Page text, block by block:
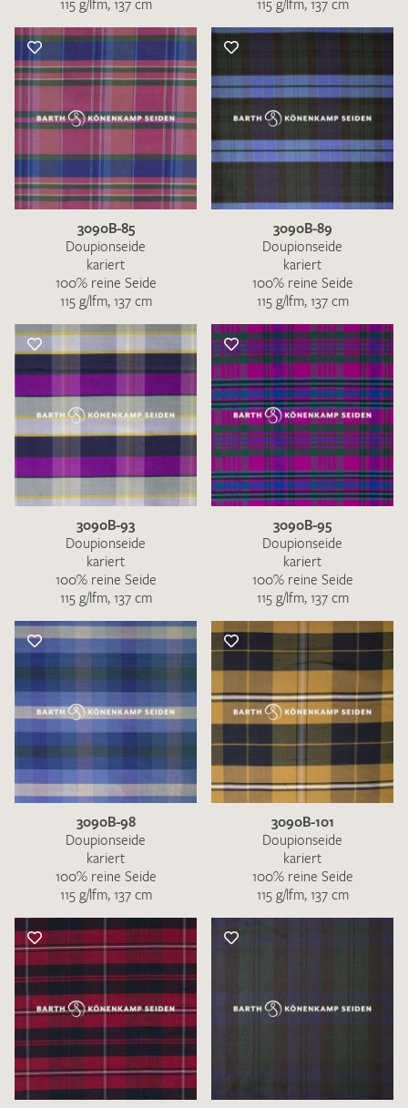
115 g/lfm, 137 cm 115 g/lfm, 137 cm
3090B-85
Doupionseide
kariert
100% reine Seide
115 g/lfm, 137 cm
3090B-89
Doupionseide
kariert
100% reine Seide
115 g/lfm, 137 cm
3090B-93
Doupionseide
kariert
100% reine Seide
115 g/lfm, 137 cm
3090B-95
Doupionseide
kariert
100% reine Seide
115 g/lfm, 137 cm
3090B-98
Doupionseide
kariert
100% reine Seide
115 g/lfm, 137 cm
3090B-101
Doupionseide
kariert
100% reine Seide
115 g/lfm, 137 cm